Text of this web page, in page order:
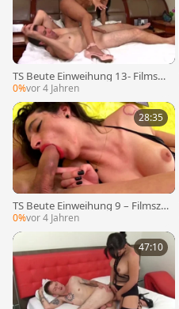
TS Beute Einweihung 13- Filmsze
ne zwei
0%vor 4 Jahren
28:35
TS Beute Einweihung 9 – Filmsze
ne 1
0%vor 4 Jahren
47:10